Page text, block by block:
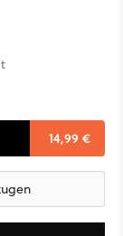
14,99 €
4:02